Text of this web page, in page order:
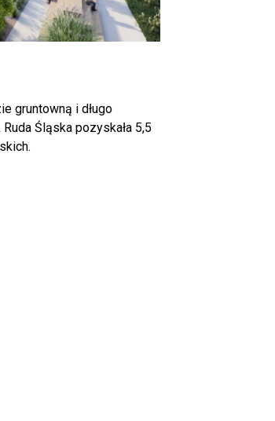
gruntowną i długo
Śląska pozyskała 5,5